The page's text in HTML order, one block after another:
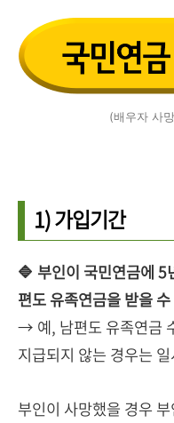
(배우자 사
1) 가입기간
🔷 부인이 국민연금에 5
편도 유족연금을 받을
→ 예, 남편도 유족연금
지급되지 않는 경우는
부인이 사망했을 경우